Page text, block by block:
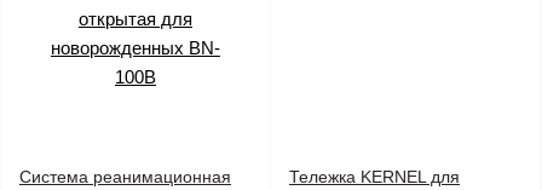
Система реанимационная
Тележка KERNEL для